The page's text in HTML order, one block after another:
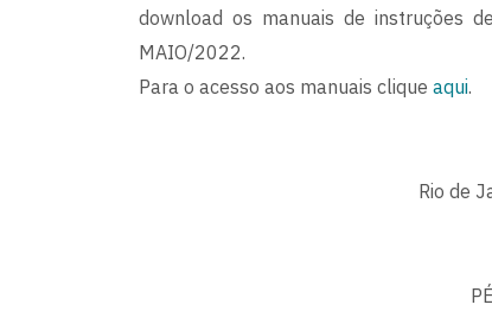
download os manuais de instruções
MAIO/2022.
Para o acesso aos manuais clique aqui.
Rio de